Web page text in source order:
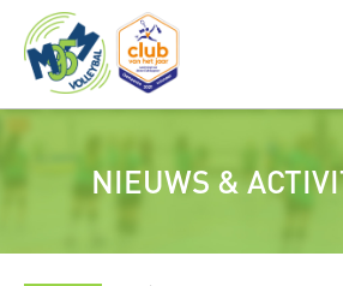
NIEUWS &